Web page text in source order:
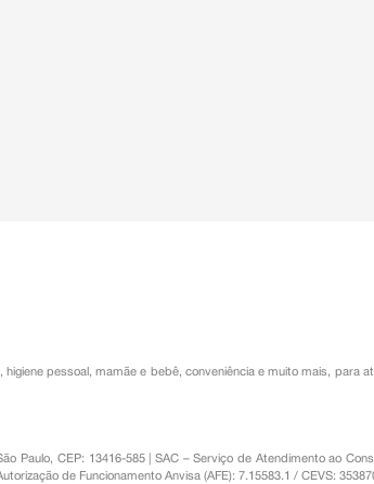
, higiene pessoal ,mamãe e bebê, conveniênciae muito mais, para
Paulo, CEP: 13416-585 | SAC – Serviço de Atendimento ao
de Funcionamento Anvisa (AFE): 7.15583.1 / CEVS: